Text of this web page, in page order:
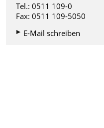
Tel.: 0511 109-0
Fax: 0511 109-5050
E-Mail schreiben